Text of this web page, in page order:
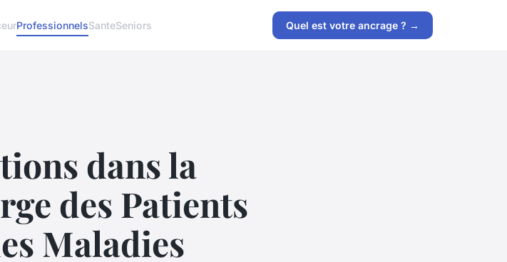
ProfessionnelsSanteSeniors Quel est votre ancrage ? →
dans la
des Patients
Maladies